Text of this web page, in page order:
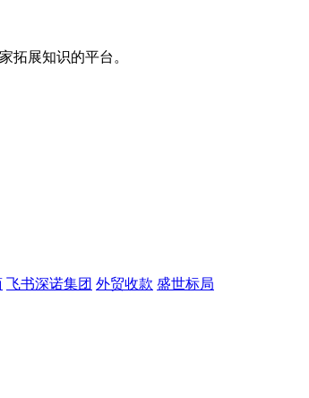
拓展知识的平台。
飞书深诺集团 外贸收款 盛世标局